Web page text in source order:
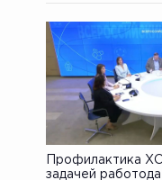
Профилактика
задачей